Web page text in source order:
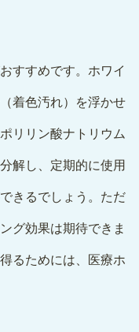
すすめです。ホワイ
着色汚れ）を浮かせ
リリン酸ナトリウム
解し、定期的に使用
きるでしょう。ただ
グ効果は期待できま
るためには、医療ホ